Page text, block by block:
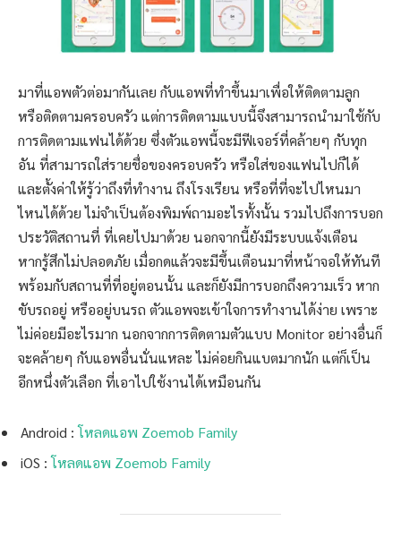
มาที่แอพตัวต่อมากันเลย กับแอพที่ทำขึ้นมาเพื่อให้ติดตามลูก
หรือติดตามครอบครัว แต่การติดตามแบบนี้จึงสามารถนำมาใช้กับ
การติดตามแฟนได้ด้วย ซึ่งตัวแอพนี้จะมีฟีเจอร์ที่คล้ายๆ กับทุก
อัน ที่สามารถใส่รายชื่อของครอบครัว หรือใส่ของแฟนไปก็ได้
และตั้งค่าให้รู้ว่าถึงที่ทำงาน ถึงโรงเรียน หรือที่ที่จะไปไหนมา
ไหนได้ด้วย ไม่จำเป็นต้องพิมพ์ถามอะไรทั้งนั้น รวมไปถึงการบอก
ประวัติสถานที่ ที่เคยไปมาด้วย นอกจากนี้ยังมีระบบแจ้งเตือน
หากรู้สึกไม่ปลอดภัย เมื่อกดแล้วจะมีขึ้นเตือนมาที่หน้าจอให้ทันที
พร้อมกับสถานที่ที่อยู่ตอนนั้น และก็ยังมีการบอกถึงความเร็ว หาก
ขับรถอยู่ หรืออยู่บนรถ ตัวแอพจะเข้าใจการทำงานได้ง่าย เพราะ
ไม่ค่อยมีอะไรมาก นอกจากการติดตามตัวแบบ Monitor อย่างอื่นก็
จะคล้ายๆ กับแอพอื่นนั่นแหละ ไม่ค่อยกินแบตมากนัก แต่ก็เป็น
อีกหนึ่งตัวเลือก ที่เอาไปใช้งานได้เหมือนกัน
Android :โหลดแอพ Zoemob Family
iOS :โหลดแอพ Zoemob Family